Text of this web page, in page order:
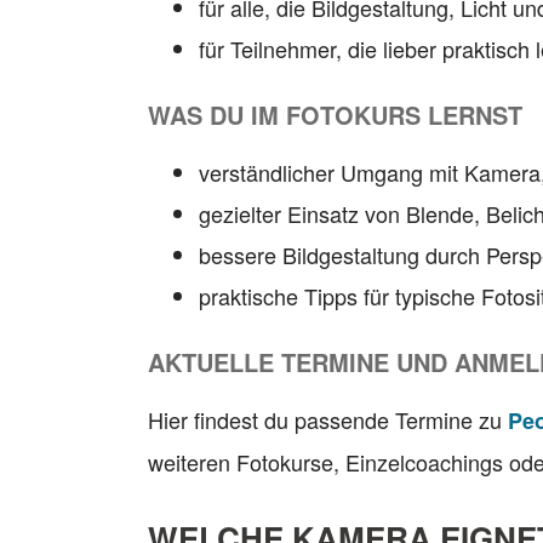
für alle, die Bildgestaltung, Licht
für Teilnehmer, die lieber
WAS DU IM FOTOKURS LERNST
verständlicher Umgang mit
gezielter Einsatz von Blende,
bessere Bildgestaltung durch
praktische Tipps für typische
AKTUELLE TERMINE UND
Hier findest du passende Termine zu
weiteren Fotokurse, Einzelcoachings